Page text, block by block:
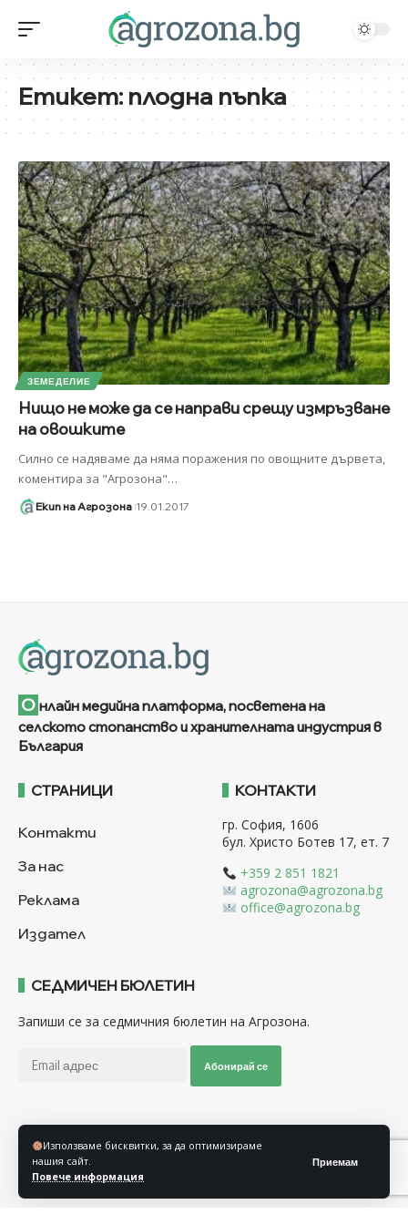
Използваме бисквитки, за да оптимизираме
нашия сайт.
Повече информация
Приемам
Етикет:плодна пъпка
ЗЕМЕДЕЛИЕ
Нищо не може да се направи срещу измръзване
на овошките
Силно се надяваме да няма поражения по овощните дървета,
коментира за "Агрозона"…
Екип на Агрозона 19.01.2017
О нлайн медийна платформа, посветена на
селското стопанство и хранителната индустрия в
България
СТРАНИЦИ
Контакти
За нас
Реклама
Издател
КОНТАКТИ
гр. София, 1606
бул. Христо Ботев 17, ет. 7
+359 2 851 1821
agrozona@agrozona.bg
office@agrozona.bg
СЕДМИЧЕН БЮЛЕТИН
Запиши се за седмичния бюлетин на Агрозона.
Абонирай се
Последвайте ни